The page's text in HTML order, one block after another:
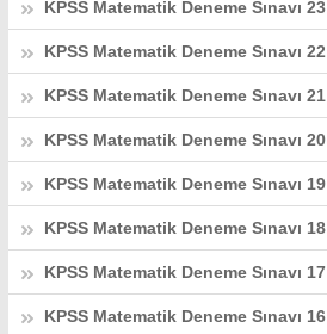
KPSS Matematik Deneme Sınavı 23
KPSS Matematik Deneme Sınavı 22
KPSS Matematik Deneme Sınavı 21
KPSS Matematik Deneme Sınavı 20
KPSS Matematik Deneme Sınavı 19
KPSS Matematik Deneme Sınavı 18
KPSS Matematik Deneme Sınavı 17
KPSS Matematik Deneme Sınavı 16